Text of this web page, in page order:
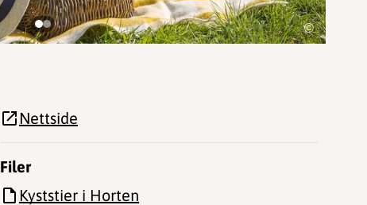
©
Nettside
Filer
Kyststier i Horten